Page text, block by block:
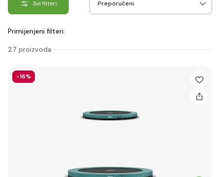
Svi filteri
Primijenjeni filteri:
27 proizvoda
-16%